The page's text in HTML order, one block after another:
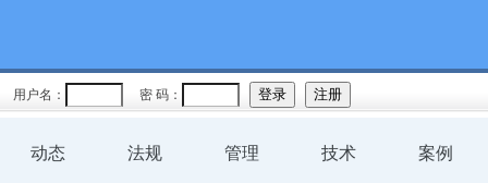
用户名： 密 码：
动态 法规 管理 技术 案例
规程
预案